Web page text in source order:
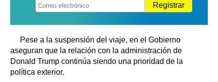
Registrar
Pese a la suspensión del viaje, en el Gobierno
aseguran que la relación con la administración de
Donald Trump continúa siendo una prioridad de la
política exterior.